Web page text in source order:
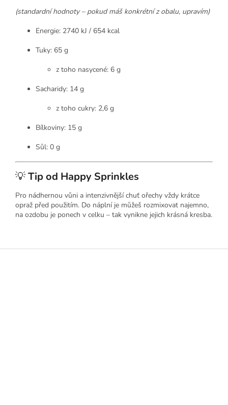
(standardní hodnoty – pokud máš konkrétní z obalu, upravím)
Energie: 2740 kJ / 654 kcal
Tuky: 65 g
z toho nasycené: 6 g
Sacharidy: 14 g
z toho cukry: 2,6 g
Bílkoviny: 15 g
Sůl: 0 g
💡Tip od Happy Sprinkles
Pro nádhernou vůni a intenzivnější chuť ořechy vždy krátce
opraž před použitím. Do náplní je můžeš rozmixovat najemno,
na ozdobu je ponech v celku – tak vynikne jejich krásná kresba.
Z